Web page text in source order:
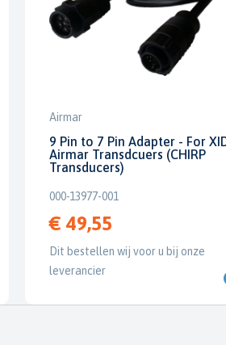
Airmar
9 Pin to 7 Pin Adapter - For
Airmar Transdcuers (CHIRP
Transducers)
000-13977-001
€ 49,55
Dit bestellen wij voor u bij onze
leverancier